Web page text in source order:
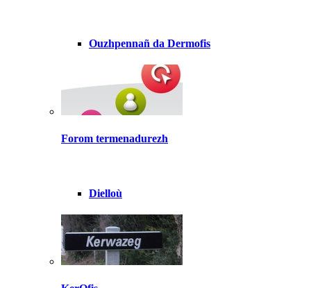
Ouzhpennañ da Dermofis
Forom termenadurezh
Dielloù